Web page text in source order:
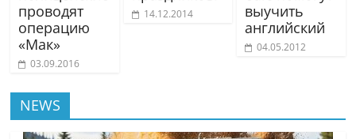
проводят
операцию
«Мак»
03.09.2016
14.12.2014
выучить
английский
04.05.2012
NEWS